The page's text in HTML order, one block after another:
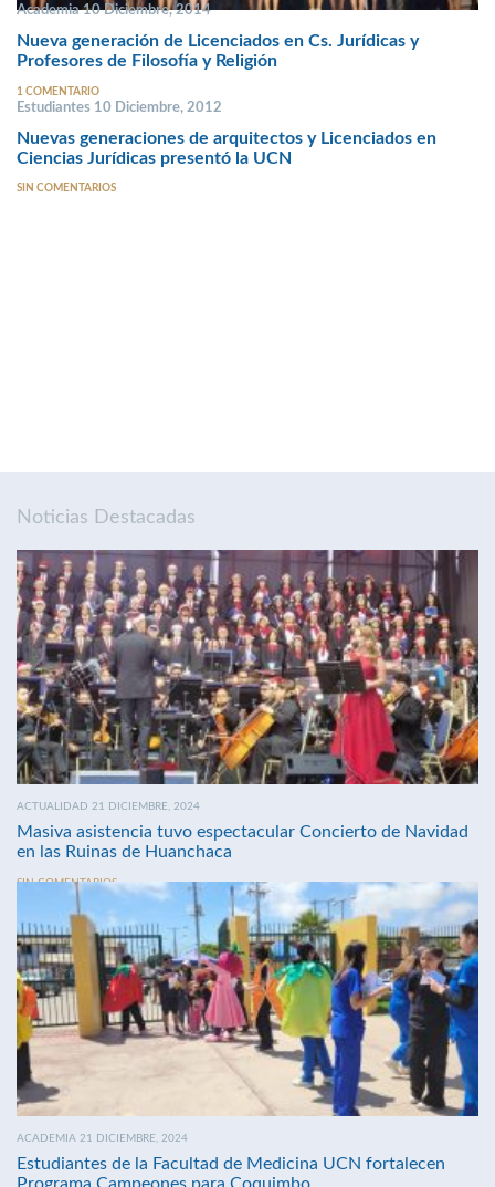
Academia 10 Diciembre, 2014
Nueva generación de Licenciados en Cs. Jurídicas y
Profesores de Filosofía y Religión
1 COMENTARIO
Estudiantes 10 Diciembre, 2012
Nuevas generaciones de arquitectos y Licenciados en
Ciencias Jurídicas presentó la UCN
SIN COMENTARIOS
Noticias Destacadas
ACTUALIDAD 21 DICIEMBRE, 2024
Masiva asistencia tuvo espectacular Concierto de Navidad
en las Ruinas de Huanchaca
SIN COMENTARIOS
ACADEMIA 21 DICIEMBRE, 2024
Estudiantes de la Facultad de Medicina UCN fortalecen